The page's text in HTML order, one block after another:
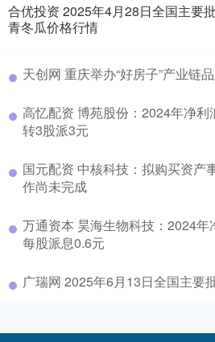
合优投资 2025年4月28日全国主要
青冬瓜价格行情
天创网 重庆举办“好房子”产业链
高忆配资 博苑股份：2024年净
转3股派3元
国元配资 中核科技：拟购买资产
作尚未完成
万通资本 昊海生物科技：2024
每股派息0.6元
广瑞网 2025年6月13日全国主要